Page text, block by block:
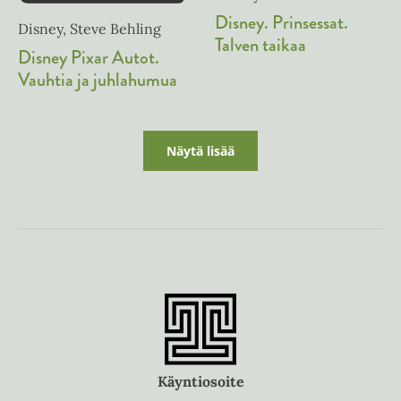
Disney, Steve Behling
Disney Pixar Autot.
Vauhtia ja juhlahumua
Disney. Prinsessat.
Talven taikaa
Näytä lisää
Käyntiosoite